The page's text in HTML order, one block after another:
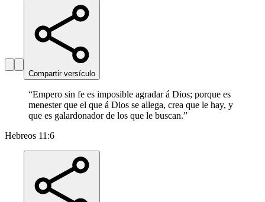
Compartir versículo
“Empero sin fe es imposible agradar á Dios; porque es
menester que el que á Dios se allega, crea que le hay, y
que es galardonador de los que le buscan.”
Hebreos 11:6